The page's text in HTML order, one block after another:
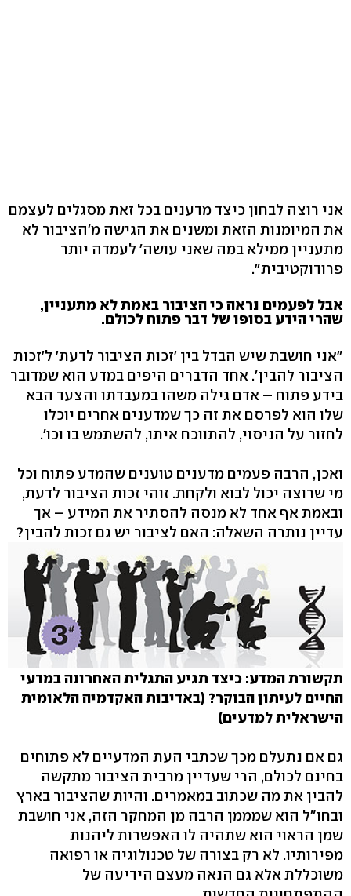
אני רוצה לבחון כיצד מדענים בכל זאת מסגלים לעצמם
את המיומנות הזאת ומשנים את הגישה מ'הציבור לא
מתעניין ממילא במה שאני עושה' לעמדה יותר
פרודוקטיבית".
אבל לפעמים נראה כי הציבור באמת לא מתעניין,
שהרי הידע בסופו של דבר פתוח לכולם.
"אני חושבת שיש הבדל בין 'זכות הציבור לדעת' ל'זכות
הציבור להבין'. אחד הדברים היפים במדע הוא שמדובר
בידע פתוח – אדם גילה משהו במעבדתו והצעד הבא
שלו הוא לפרסם את זה כך שמדענים אחרים יוכלו
לחזור על הניסוי, להתווכח איתו, להשתמש בו וכו'.
ואכן, הרבה פעמים מדענים טוענים שהמדע פתוח וכל
מי שרוצה יכול לבוא ולקחת. זוהי זכות הציבור לדעת,
ובאמת אף אחד לא מנסה להסתיר את המידע – אך
עדיין נותרה השאלה: האם לציבור יש גם זכות להבין?
תקשורת המדע: כיצד תגיע התגלית האחרונה במדעי
החיים לעיתון הבוקר? (באדיבות האקדמיה הלאומית
הישראלית למדעים)
גם אם נתעלם מכך שכתבי העת המדעיים לא פתוחים
בחינם לכולם, הרי שעדיין מרבית הציבור מתקשה
להבין את מה שכתוב במאמרים. והיות שהציבור בארץ
ובחו"ל הוא שמממן הרבה מן המחקר הזה, אני חושבת
שמן הראוי הוא שתהיה לו האפשרות ליהנות
מפירותיו. לא רק בצורה של טכנולוגיה או רפואה
משוכללת אלא גם הנאה מעצם הידיעה של